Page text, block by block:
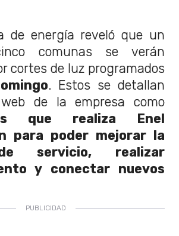
de energía reveló que un
comunas se verán
cortes de luz programados
. Estos se detallan
de la empresa como
que realiza Enel
para poder mejorar la
servicio, realizar
y conectar nuevos